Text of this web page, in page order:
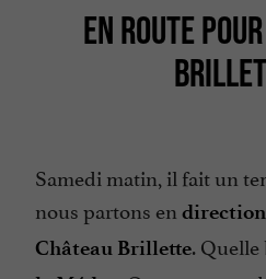
EN ROUTE
Samedi matin, il fait un
nous partons en
Château Brillette. Quelle